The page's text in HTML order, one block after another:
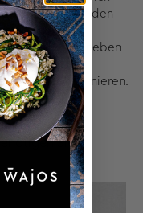
ebenfalls auf den
über den
Schälchen daneben
Koriander garnieren.
Sie